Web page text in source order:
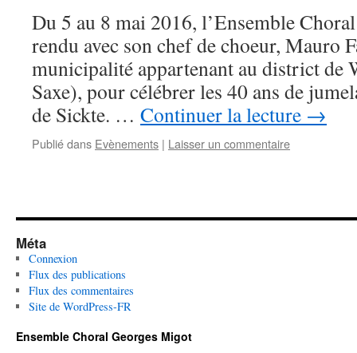
Du 5 au 8 mai 2016, l’Ensemble
rendu avec son chef de choeur, Mauro
municipalité appartenant au district de
Saxe), pour célébrer les 40 ans de
de Sickte. … Continuer la lecture →
Publié dans Evènements | Laisser un commentaire
Méta
Connexion
Flux des publications
Flux des commentaires
Site de WordPress-FR
Ensemble Choral Georges Migot